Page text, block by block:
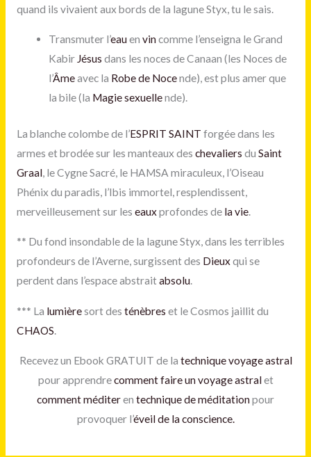
quand ils vivaient aux bords de la lagune Styx, tu le sais.
Transmuter l’eauenvincomme l’enseigna le Grand
Kabir Jésus dans les noces de Canaan (les Noces de
l’Âmeavec la Robe de Nocende), est plus amer que
la bile (la Magie sexuellende).
La blanche colombe de l’ESPRIT SAINT forgée dans les
armes et brodée sur les manteaux des chevaliers du Saint
Graal, le Cygne Sacré, le HAMSA miraculeux, l’Oiseau
Phénix du paradis, l’Ibis immortel, resplendissent,
merveilleusement sur les eauxprofondes de la vie.
** Du fond insondable de la lagune Styx, dans les terribles
profondeurs de l’Averne, surgissent des Dieuxqui se
perdent dans l’espace abstraitabsolu.
*** La lumièresort des ténèbres et le Cosmos jaillit du
CHAOS
Recevez un Ebook GRATUIT de la technique voyage astral
pour apprendrecomment faire un voyage astralet
comment méditeren technique de méditationpour
provoquer l’éveil de la conscience.